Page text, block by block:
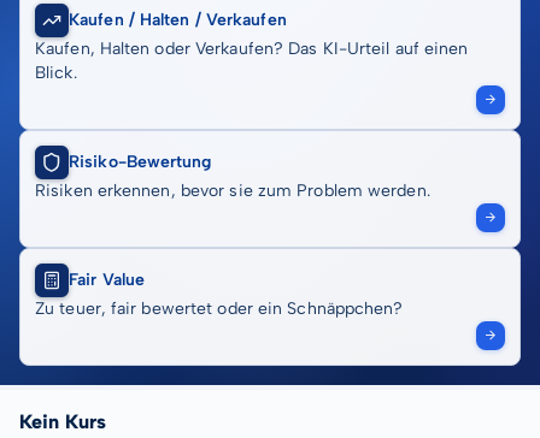
Kaufen / Halten / Verkaufen
Kaufen, Halten oder Verkaufen? Das KI-Urteil auf einen
Blick.
Risiko-Bewertung
Risiken erkennen, bevor sie zum Problem werden.
Fair Value
Zu teuer, fair bewertet oder ein Schnäppchen?
Kein Kurs